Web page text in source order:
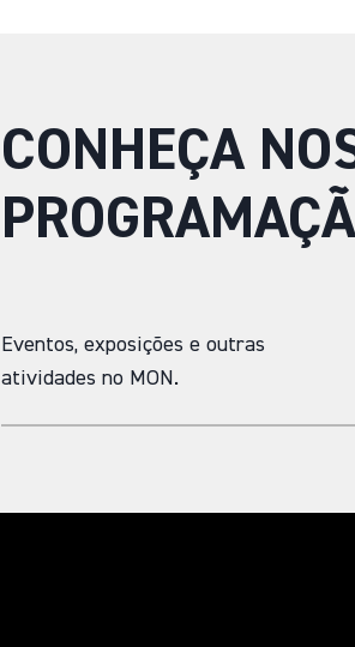
CONHEÇA
Eventos, exposições e outras
atividades no MON.